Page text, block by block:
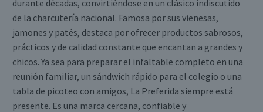
durante décadas, convirtiéndose en un clásico indiscutido
de la charcutería nacional. Famosa por sus vienesas,
jamones y patés, destaca por ofrecer productos sabrosos,
prácticos y de calidad constante que encantan a grandes y
chicos. Ya sea para preparar el infaltable completo en una
reunión familiar, un sándwich rápido para el colegio o una
tabla de picoteo con amigos, La Preferida siempre está
presente. Es una marca cercana, confiable y